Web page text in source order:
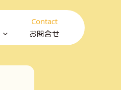
Contact
お問合せ